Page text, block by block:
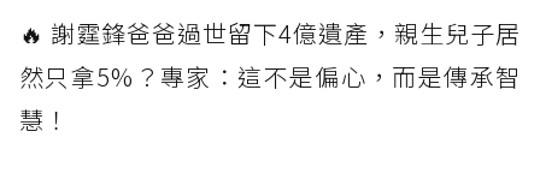
🔥 謝霆鋒爸爸過世留下4億遺產，親生兒子居
然只拿5%？專家：這不是偏心，而是傳承智
慧！